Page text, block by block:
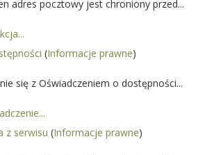
adres pocztowy jest chroniony przed...
(Informacje prawne)
się z Oświadczeniem o dostępności...
z serwisu (Informacje prawne)